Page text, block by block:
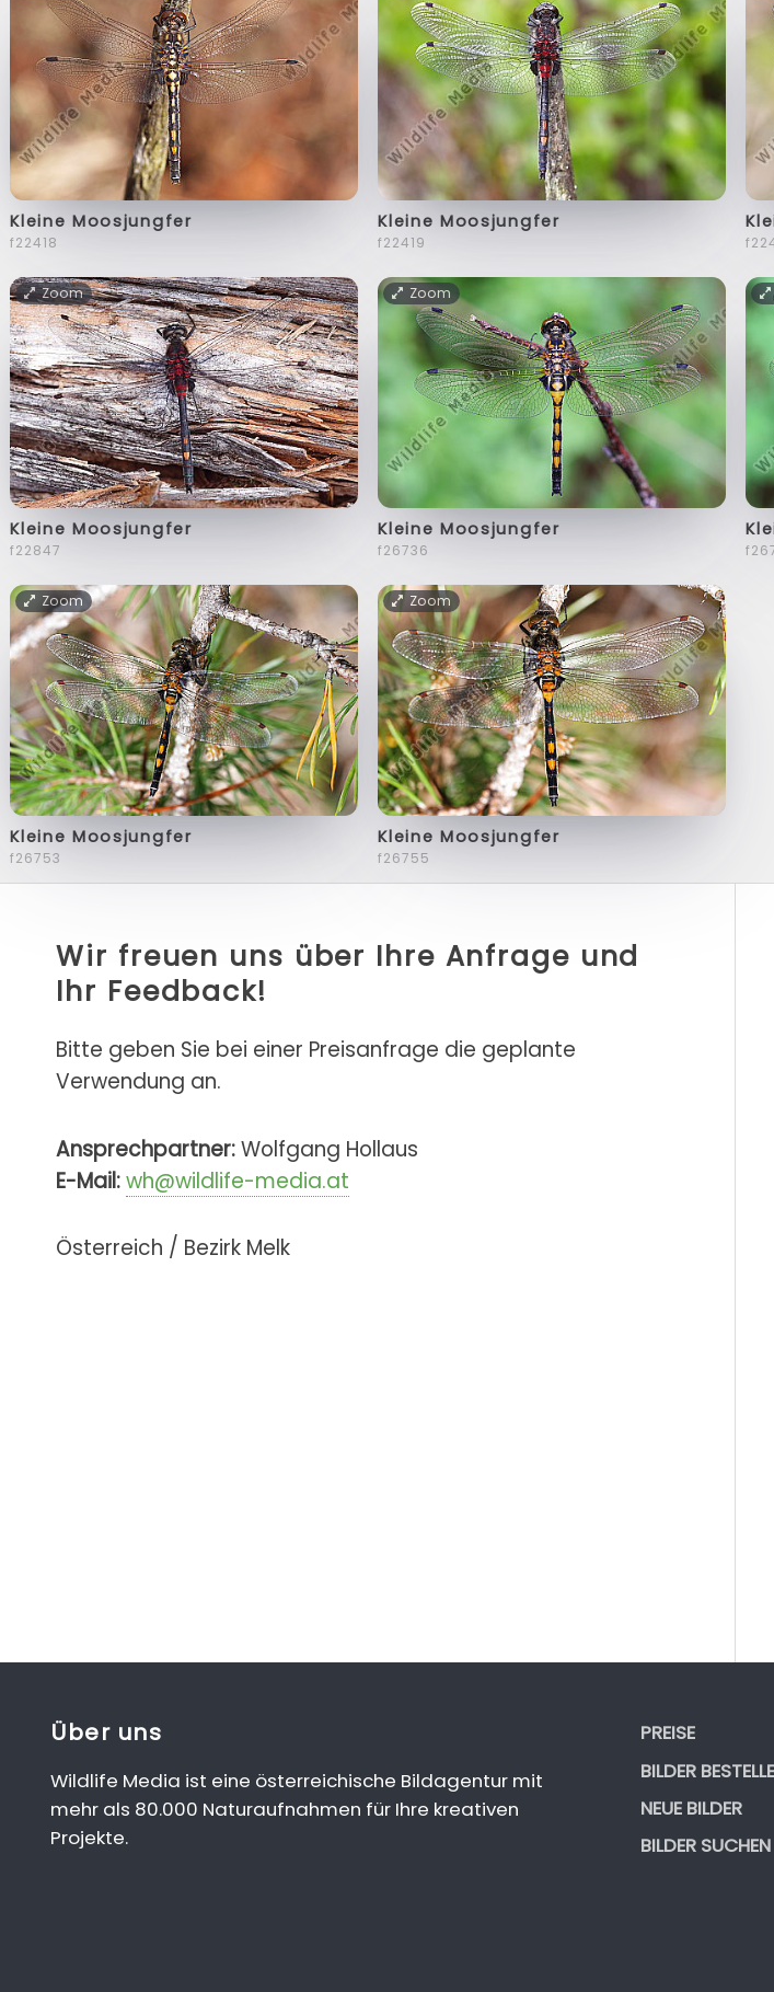
Kleine Moosjungfer
f22418
Kleine Moosjungfer
f22419
Zoom
Kleine Moosjungfer
f22847
Zoom
Kleine Moosjungfer
f26736
Zoom
Kleine Moosjungfer
f26753
Zoom
Kleine Moosjungfer
f26755
Wir freuen uns über Ihre Anfrage und
Ihr Feedback!
Bitte geben Sie bei einer Preisanfrage die geplante
Verwendung an.
Ansprechpartner:Wolfgang Hollaus
E-Mail:wh@wildlife-media.at
Österreich / Bezirk Melk
Über uns
Wildlife Media ist eine österreichische Bildagentur mit
mehr als 80.000 Naturaufnahmen für Ihre kreativen
Projekte.
PREISE
BILDER
NEUE BILDER
BILDER SUCHEN